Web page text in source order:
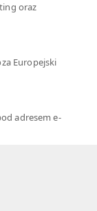
oraz
Europejski
adresem e-